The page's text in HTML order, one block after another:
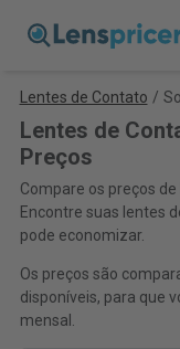
Lentes de Contato /
Lentes de
Preços
Compare os preços
Encontre suas lentes
pode economizar.
Os preços são
disponíveis, para que
mensal.